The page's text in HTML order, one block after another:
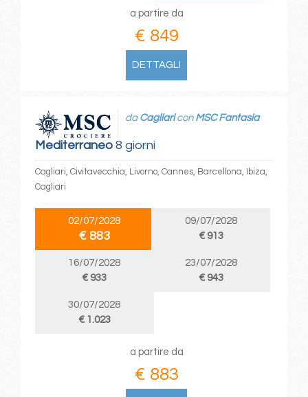
a partire da
€ 849
DETTAGLI
Mediterraneo8 giorni
da Cagliaricon MSC Fantasia
Cagliari, Civitavecchia, Livorno, Cannes, Barcellona, Ibiza,
Cagliari
02/07/2028
€ 883
09/07/2028
€ 913
16/07/2028
€ 933
23/07/2028
€ 943
30/07/2028
€ 1.023
a partire da
€ 883